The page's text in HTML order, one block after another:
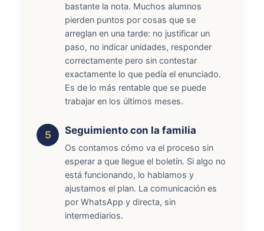
bastante la nota. Muchos alumnos
pierden puntos por cosas que se
arreglan en una tarde: no justificar un
paso, no indicar unidades, responder
correctamente pero sin contestar
exactamente lo que pedía el enunciado.
Es de lo más rentable que se puede
trabajar en los últimos meses.
Seguimiento con la familia
Os contamos cómo va el proceso sin
esperar a que llegue el boletín. Si algo no
está funcionando, lo hablamos y
ajustamos el plan. La comunicación es
por WhatsApp y directa, sin
intermediarios.